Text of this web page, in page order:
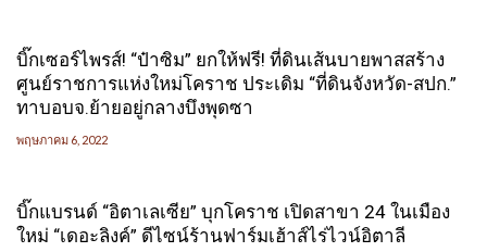
บิ๊กเซอร์ไพรส์! “ป๋าซิม” ยกให้ฟรี! ที่ดินเส้นบายพาสสร้าง
ศูนย์ราชการแห่งใหม่โคราช ประเดิม “ที่ดินจังหวัด-สปก.”
ทาบอบจ.ย้ายอยู่กลางบึงพุดซา
พฤษภาคม 6, 2022
บิ๊กแบรนด์ “อิตาเลเซีย” บุกโคราช เปิดสาขา 24 ในเมือง
ใหม่ “เดอะลิงค์” ดีไซน์ร้านฟาร์มเฮ้าส์ไร่ไวน์อิตาลี